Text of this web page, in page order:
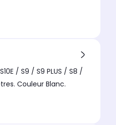
/ S9 / S9 PLUS / S8 /
Couleur Blanc.